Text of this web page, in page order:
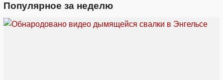
Популярное за неделю